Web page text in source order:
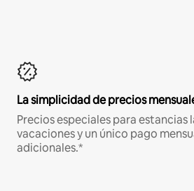
La simplicidad de precios
Precios especiales para estancias
vacaciones y un único pago
adicionales.*